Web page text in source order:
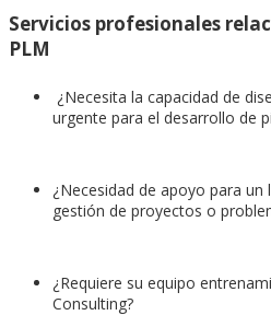
Servicios profesionales
PLM
¿Necesita la capacidad de
urgente para el desarrollo de
¿Necesidad de apoyo para
gestión de proyectos o
¿Requiere su equipo
Consulting?